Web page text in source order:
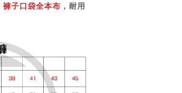
褲子口袋全本布 ，耐用